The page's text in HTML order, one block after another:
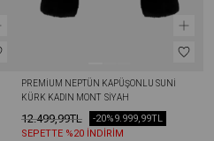
PREMIUM NEPTÜN KAPÜŞONLU SUNI
KÜRK KADIN MONT  SIYAH
12.499,99TL 9.999,99TL
-20%
SEPETTE %20 İNDİRİM